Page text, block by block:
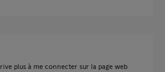
plus à me connecter sur la page web